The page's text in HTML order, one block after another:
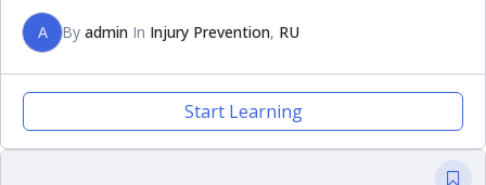
A By admin In Injury Prevention, RU
Start Learning